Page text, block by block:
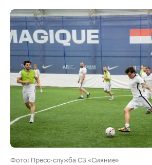
Фото: Пресс-служба СЗ «Сияние»